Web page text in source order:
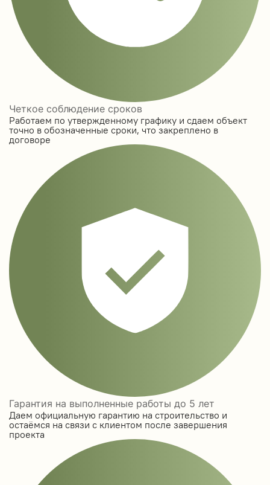
Четкое соблюдение сроков
Работаем по утвержденному графику и сдаем объект
точно в обозначенные сроки, что закреплено в
договоре
Гарантия на выполненные работы до 5 лет
Даем официальную гарантию на строительство и
остаёмся на связи с клиентом после завершения
проекта